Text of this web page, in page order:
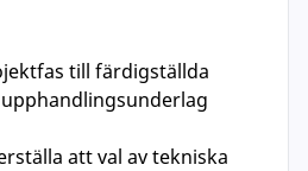
till färdigställda
att val av tekniska